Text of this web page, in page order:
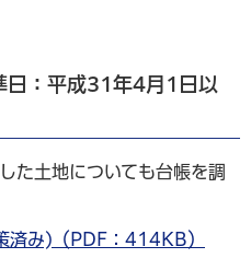
日：平成31年4月1日以
た土地についても台帳を調
済み)（PDF：414KB）